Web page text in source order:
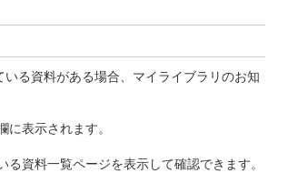
る資料がある場合、マイライブラリのお知
表示されます。
資料一覧ページを表示して確認できます。